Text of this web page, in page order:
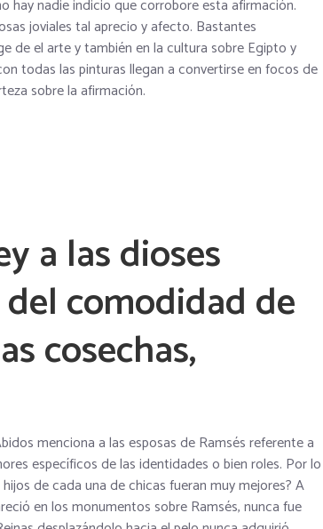
hay nadie indicio que corrobore esta afirmación.
joviales tal aprecio y afecto. Bastantes
de el arte y también en la cultura sobre Egipto y
todas las pinturas llegan a convertirse en focos de
sobre la afirmación.
a las dioses
comodidad de
cosechas,
menciona a las esposas de Ramsés referente a
específicos de las identidades o bien roles. Por lo
de cada una de chicas fueran muy mejores? A
en los monumentos sobre Ramsés, nunca fue